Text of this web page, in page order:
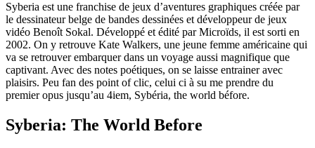
Syberia est une franchise de jeux d’aventures graphiques créée par
le dessinateur belge de bandes dessinées et développeur de jeux
vidéo Benoît Sokal. Développé et édité par Microïds, il est sorti en
2002. On y retrouve Kate Walkers, une jeune femme américaine qui
va se retrouver embarquer dans un voyage aussi magnifique que
captivant. Avec des notes poétiques, on se laisse entrainer avec
plaisirs. Peu fan des point of clic, celui ci à su me prendre du
premier opus jusqu’au 4iem, Sybéria, the world béfore.
Syberia: The World Before